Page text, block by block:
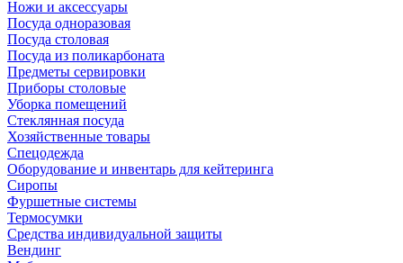
Ножи и аксессуары
Посуда одноразовая
Посуда столовая
Посуда из поликарбоната
Предметы сервировки
Приборы столовые
Уборка помещений
Стеклянная посуда
Хозяйственные товары
Спецодежда
Оборудование и инвентарь для кейтеринга
Сиропы
Фуршетные системы
Термосумки
Средства индивидуальной защиты
Вендинг